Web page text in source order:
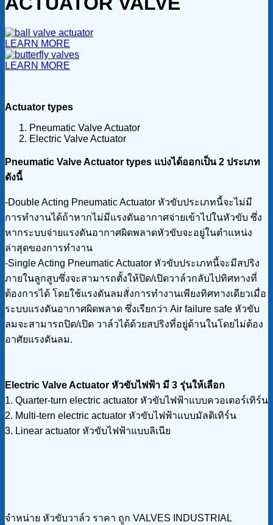
LEARN MORE
LEARN MORE
Actuator types
Pneumatic Valve Actuator
Electric Valve Actuator
Pneumatic Valve Actuator types แบ่งได้ออกเป็น 2 ประเภท
ดังนี้
-Double Acting Pneumatic Actuator หัวขับประเภทนี้จะไม่มี
การทำงานได้ถ้าหากไม่มีแรงดันอากาศจ่ายเข้าไปในหัวขับ ซึ่ง
หากระบบจ่ายแรงดันอากาศผิดพลาดหัวขับจะอยู่ในตำแหน่ง
ล่าสุดของการทำงาน
-Single Acting Pneumatic Actuator หัวขับประเภทนี้จะมีสปริง
ภายในลูกสูบซึ่งจะสามารถตั้งให้ปิด/เปิดวาล์วกลับไปทิศทางที่
ต้องการได้ โดยใช้แรงดันลมสั่งการทำงานเพียงทิศทางเดียวเมื่อ
ระบบแรงดันอากาศผิดพลาด ซึ่งเรียกว่า Air failure safe หัวขับ
ลมจะสามารถปิด/เปิด วาล์วได้ด้วยสปริงที่อยู่ด้านในโดยไม่ต้อง
อาศัยแรงดันลม.
Electric Valve Actuator หัวขับไฟฟ้า มี 3 รุ่นให้เลือก
1. Quarter-turn electric actuator หัวขับไฟฟ้าแบบควอเตอร์เทิร์น
2. Multi-tern electric actuator หัวขับไฟฟ้าแบบมัลติเทิร์น
3. Linear actuator หัวขับไฟฟ้าแบบลิเนีย
จำหน่าย หัวขับวาล์ว ราคา ถูก VALVES INDUSTRIAL